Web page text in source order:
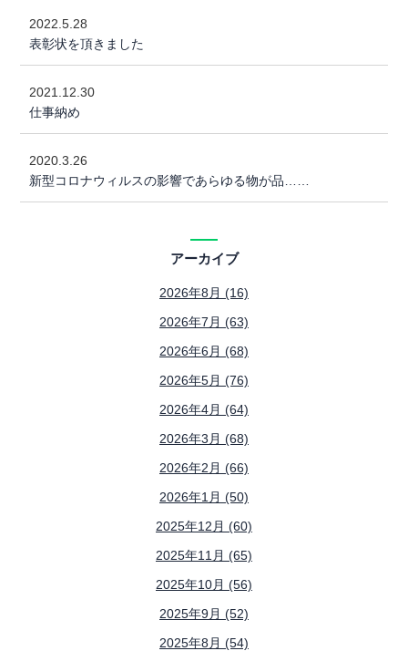
2022.5.28
表彰状を頂きました
2021.12.30
仕事納め
2020.3.26
新型コロナウィルスの影響であらゆる物が品……
アーカイブ
2026年8月 (16)
2026年7月 (63)
2026年6月 (68)
2026年5月 (76)
2026年4月 (64)
2026年3月 (68)
2026年2月 (66)
2026年1月 (50)
2025年12月 (60)
2025年11月 (65)
2025年10月 (56)
2025年9月 (52)
2025年8月 (54)